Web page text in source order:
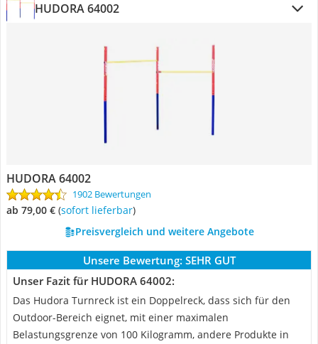
HUDORA 64002
HUDORA 64002
1902 Bewertungen
ab 79,00 € ( Sofort lieferbar)
Preisvergleich und weitere Angebote
Unsere Bewertung: SEHR GUT
Unser Fazit für HUDORA 64002:
Das Hudora Turnreck ist ein Doppelreck, dass sich für den
Outdoor-Bereich eignet, mit einer maximalen
Belastungsgrenze von 100 Kilogramm, andere Produkte in